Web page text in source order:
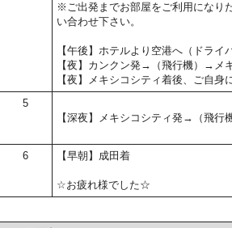
※ご出発までお部屋をご利用になり
い合わせ下さい。
【午後】ホテルより空港へ（ドライ
【夜】カンクン発→（飛行機）→メ
【夜】メキシコシティ着後、ご自身
5
【深夜】メキシコシティ発→（飛行
6 【早朝】成田着
☆お疲れ様でした☆